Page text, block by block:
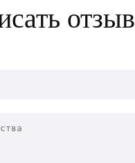
отзыв